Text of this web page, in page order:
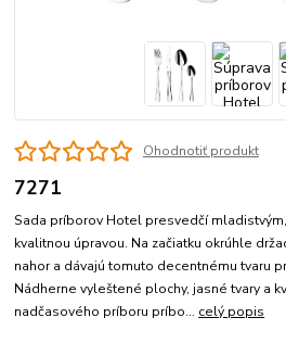
Ohodnotiť produkt
7271
Sada príborov Hotel presvedčí
kvalitnou úpravou. Na začiatku okrúhle
nahor a dávajú tomuto decentnému tvaru
Nádherne vyleštené plochy, jasné tvary a
nadčasového príboru príbo... celý popis